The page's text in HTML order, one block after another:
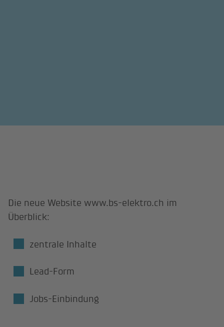
Die neue Website www.bs-elektro.ch im
Überblick:
zentrale Inhalte
Lead-Form
Jobs-Einbindung